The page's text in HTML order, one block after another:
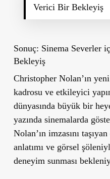
Verici Bir Bekleyiş
Sonuç: Sinema Severler
Bekleyiş
Christopher Nolan’ın
kadrosu ve etkileyici
dünyasında büyük bir
yazında sinemalarda
Nolan’ın imzasını
anlatımı ve görsel
deneyim sunması